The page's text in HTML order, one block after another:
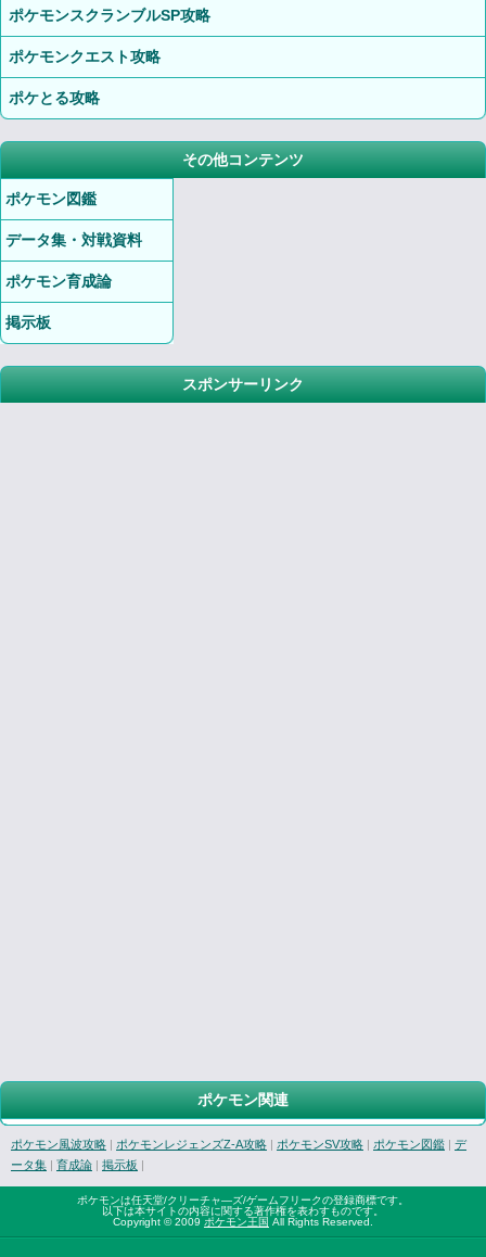
ポケモンスクランブルSP攻略
ポケモンクエスト攻略
ポケとる攻略
その他コンテンツ
ポケモン図鑑
データ集・対戦資料
ポケモン育成論
掲示板
スポンサーリンク
ポケモン関連
ポケモン風波攻略 | ポケモンレジェンズZ-A攻略 | ポケモンSV攻略 | ポケモン図鑑 | デ
ータ集 | 育成論 | 掲示板 |
ポケモンは任天堂/クリーチャ―ズ/ゲームフリークの登録商標です。
以下は本サイトの内容に関する著作権を表わすものです。
Copyright © 2009 ポケモン王国 All Rights Reserved.